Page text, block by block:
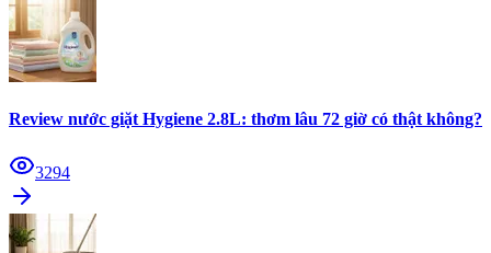
Review nước giặt Hygiene 2.8L: thơm lâu 72 giờ có thật không?
3294